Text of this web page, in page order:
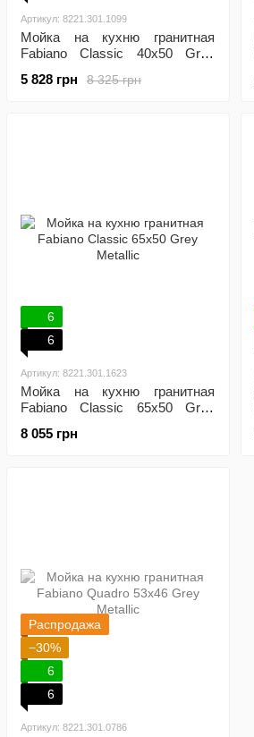
Артикул: 8221.301.1099
Мойка на кухню гранитная
Fabiano Classic 40x50 Grey
8 325 грн
5 828 грн
6
6
Артикул: 8221.301.1623
Мойка на кухню гранитная
Fabiano Classic 65x50 Grey
8 055 грн
Распродажа
−30%
6
6
Артикул: 8221.301.0786